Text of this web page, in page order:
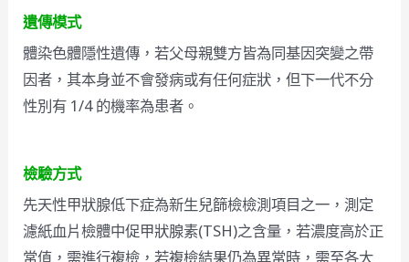
遺傳模式
體染色體隱性遺傳，若父母親雙方皆為同基因突變之帶
因者，其本身並不會發病或有任何症狀，但下一代不分
性別有 1/4 的機率為患者。
檢驗方式
先天性甲狀腺低下症為新生兒篩檢檢測項目之一，測定
濾紙血片檢體中促甲狀腺素(TSH)之含量，若濃度高於正
常值，需進行複檢，若複檢結果仍為異常時，需至各大